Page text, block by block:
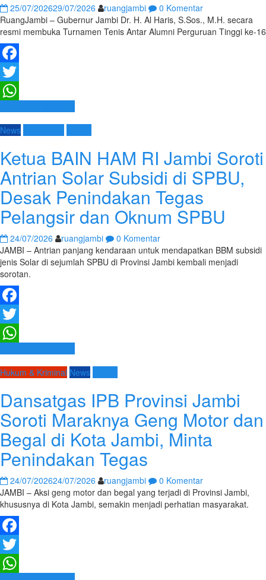
25/07/202629/07/2026 ruangjambi
0 Komentar
RuangJambi – Gubernur Jambi Dr. H. Al Haris, S.Sos., M.H. secara
resmi membuka Turnamen Tenis Antar Alumni Perguruan Tinggi ke-16
Facebook
Twitter
WhatsApp
News
Ketua BAIN HAM RI Jambi Soroti
Antrian Solar Subsidi di SPBU,
Desak Penindakan Tegas
Pelangsir dan Oknum SPBU
24/07/2026 ruangjambi
0 Komentar
JAMBI – Antrian panjang kendaraan untuk mendapatkan BBM subsidi
jenis Solar di sejumlah SPBU di Provinsi Jambi kembali menjadi
sorotan.
Facebook
Twitter
WhatsApp
Hukum & Kriminal News
Dansatgas IPB Provinsi Jambi
Soroti Maraknya Geng Motor dan
Begal di Kota Jambi, Minta
Penindakan Tegas
24/07/202624/07/2026 ruangjambi
0 Komentar
JAMBI – Aksi geng motor dan begal yang terjadi di Provinsi Jambi,
khususnya di Kota Jambi, semakin menjadi perhatian masyarakat.
Facebook
Twitter